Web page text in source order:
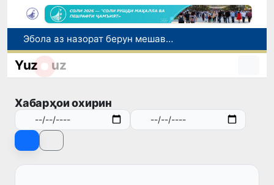
Эбола аз назорат берун мешавад: дар ҶД Конго шумораи беморон дар як ҳафта ду баробар афзуд, СУТ бонги хатар мезанад
Дар моҳи июл дар Ӯзбекистон нархи маҳсулоти озуқаворӣ коҳиш ёфт, аммо баъзе молу хидматрасониҳо гарон шуданд
Дар вилояти Самарқанд ва шаҳри Тошканд ҳолатҳои фасод ва қаллобӣ ошкор гардид
Yuz uz
Хабарҳои охирин